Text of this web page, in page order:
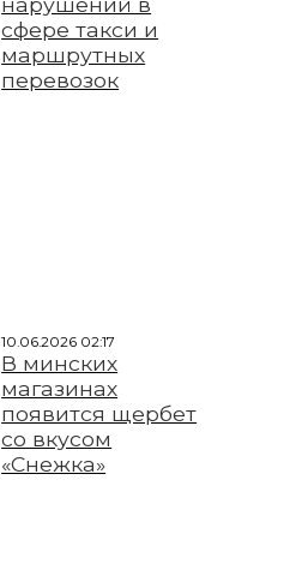
сфере такси и
маршрутных
перевозок
10.06.2026 02:17
В минских
магазинах
появится щербет
со вкусом
«Снежка»